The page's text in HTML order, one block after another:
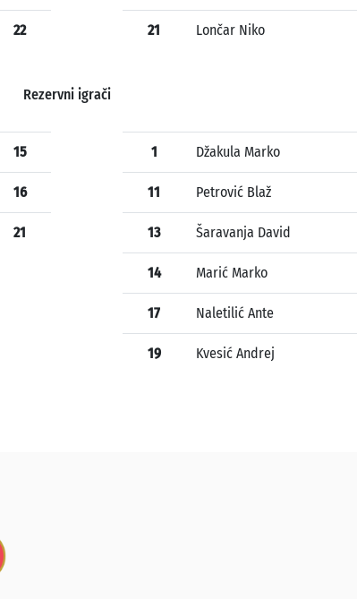
22 21 Lončar Niko
Rezervni igrači
15
16
21
1 Džakula Marko
11 Petrović Blaž
13 Šaravanja David
14 Marić Marko
17 Naletilić Ante
19 Kvesić Andrej